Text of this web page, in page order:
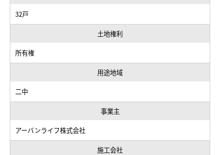
32戸
土地権利
所有権
用途地域
二中
事業主
アーバンライフ株式会社
施工会社